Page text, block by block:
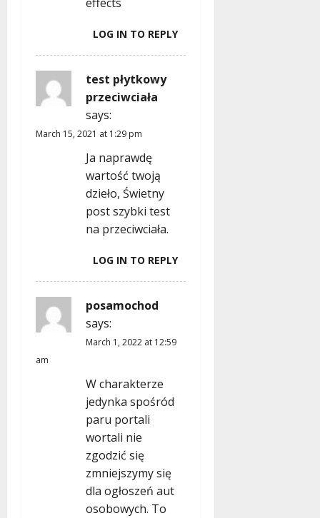
effects
LOG IN TO REPLY
test płytkowy
przeciwciała
says:
March 15, 2021 at 1:29 pm
Ja naprawdę
wartość twoją
dzieło, Świetny
post szybki test
na przeciwciała.
LOG IN TO REPLY
posamochod
says:
March 1, 2022 at 12:59
am
W charakterze
jedynka spośród
paru portali
wortali nie
zgodzić się
zmniejszymy się
dla ogłoszeń aut
osobowych. To